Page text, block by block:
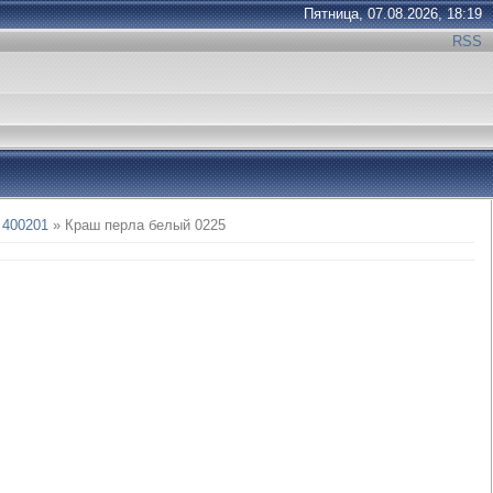
Пятница, 07.08.2026, 18:19
RSS
» Краш перла белый 0225